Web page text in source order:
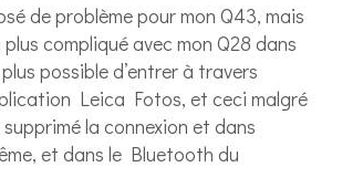
de problème pour mon Q43, mais
compliqué avec mon Q28 dans
possible d’entrer à travers
Leica Fotos, et ceci malgré
la connexion et dans
et dans le Bluetooth du